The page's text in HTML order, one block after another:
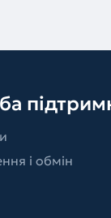
і обмін